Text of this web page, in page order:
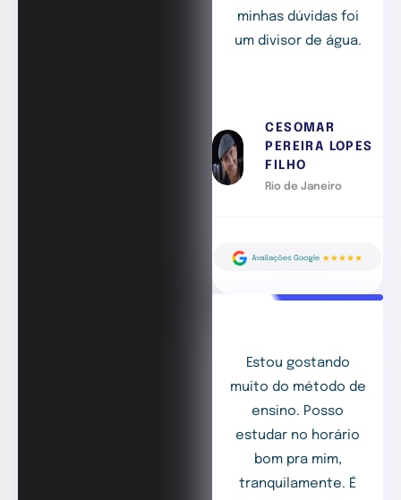
minhas dúvidas foi
um divisor de água.
CESOMAR
PEREIRA LOPES
FILHO
Rio de Janeiro
Estou gostando
muito do método de
ensino. Posso
estudar no horário
bom pra mim,
tranquilamente. É